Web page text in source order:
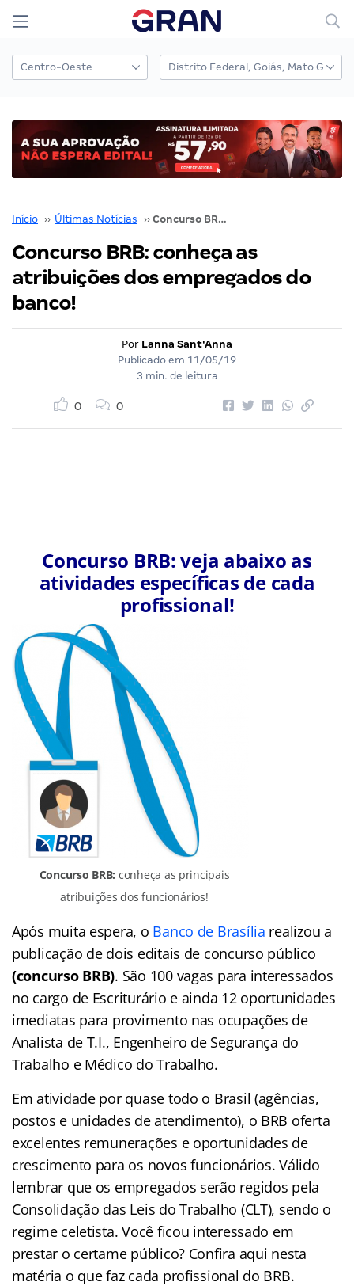
Início ›› Últimas Notícias ›› Concurso BRB: conheça as atribuições dos empregados do banco!
Concurso BRB: conheça as
atribuições dos empregados do
banco!
Por Lanna Sant'Anna
Publicado em 11/05/19
3 min. de leitura
0 0
Concurso BRB: veja abaixo as
atividades específicas de cada
profissional!
Concurso BRB: conheça as principais
atribuições dos funcionários!
Após muita espera, o Banco de Brasília realizou a
publicação de dois editais de concurso público
(concurso BRB). São 100 vagas para interessados
no cargo de Escriturário e ainda 12 oportunidades
imediatas para provimento nas ocupações de
Analista de T.I., Engenheiro de Segurança do
Trabalho e Médico do Trabalho.
Em atividade por quase todo o Brasil (agências,
postos e unidades de atendimento), o BRB oferta
excelentes remunerações e oportunidades de
crescimento para os novos funcionários. Válido
lembrar que os empregados serão regidos pela
Consolidação das Leis do Trabalho (CLT), sendo o
regime celetista. Você ficou interessado em
prestar o certame público? Confira aqui nesta
matéria o que faz cada profissional do BRB.